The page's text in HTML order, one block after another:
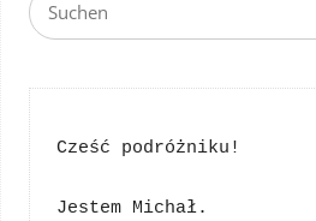
Cześć podróżniku!
Jestem Michał.